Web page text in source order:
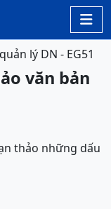

lý DN - EG51
văn bản
thảo những dấu